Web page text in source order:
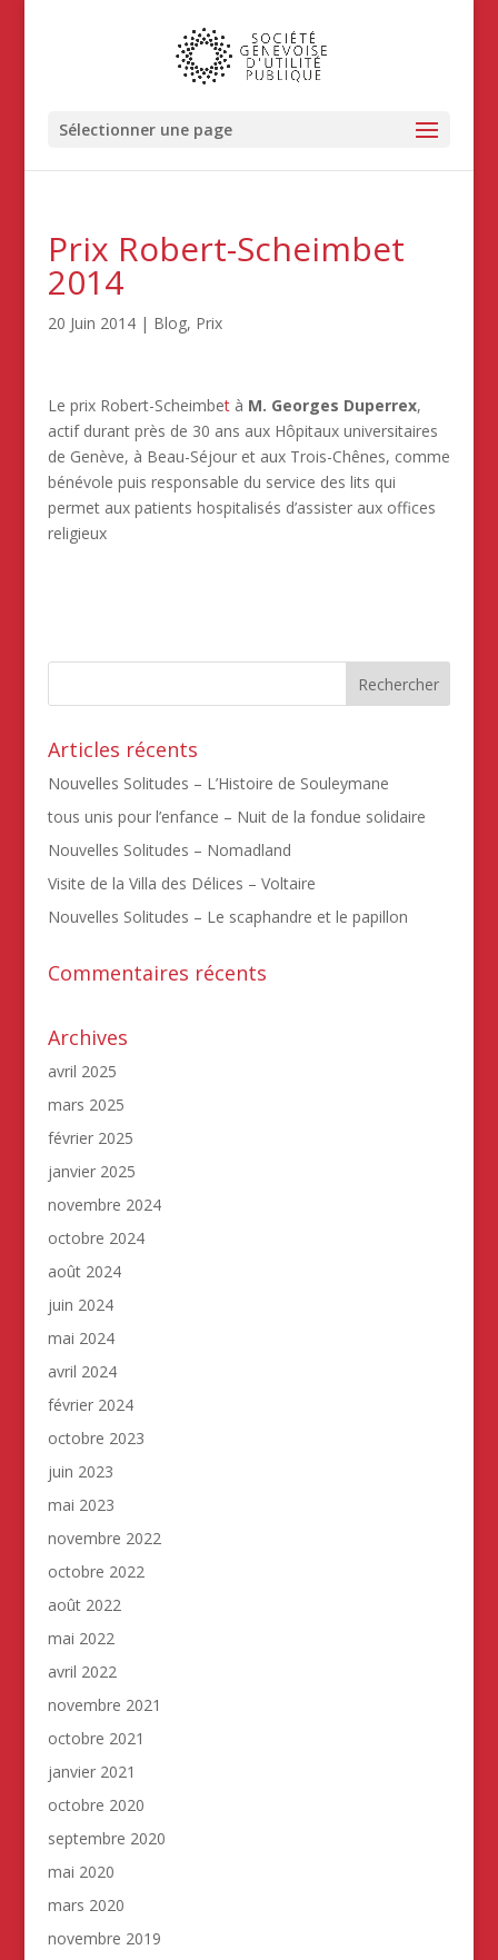
Sélectionner une page
Prix Robert-Scheimbet
2014
20 Juin 2014| Blog, Prix
Le prix Robert-Scheimbetà M. Georges Duperrex,
actif durant près de 30 ans aux Hôpitaux universitaires
de Genève, à Beau-Séjour et aux Trois-Chênes, comme
bénévole puis responsable du service des lits qui
permet aux patients hospitalisés d’assister aux offices
religieux
Articles récents
Nouvelles Solitudes – L’Histoire de Souleymane
tous unis pour l’enfance – Nuit de la fondue solidaire
Nouvelles Solitudes – Nomadland
Visite de la Villa des Délices – Voltaire
Nouvelles Solitudes – Le scaphandre et le papillon
Commentaires récents
Archives
avril 2025
mars 2025
février 2025
janvier 2025
novembre 2024
octobre 2024
août 2024
juin 2024
mai 2024
avril 2024
février 2024
octobre 2023
juin 2023
mai 2023
novembre 2022
octobre 2022
août 2022
mai 2022
avril 2022
novembre 2021
octobre 2021
janvier 2021
octobre 2020
septembre 2020
mai 2020
mars 2020
novembre 2019